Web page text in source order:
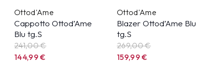
Ottod'Ame
Cappotto Ottod’Ame
Blu tg.S
241,00 €
144,99€
Ottod'Ame
Blazer Ottod’Ame Blu
tg.S
269,00 €
159,99€